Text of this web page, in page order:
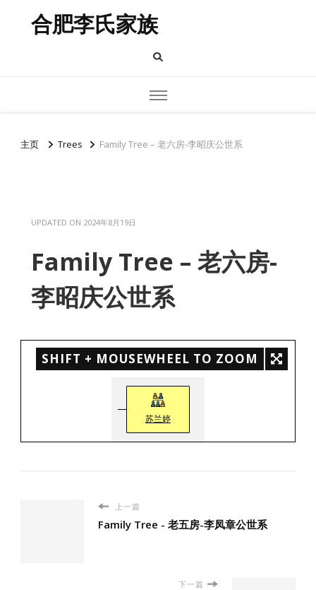
合肥李氏家族
主页 Trees Family Tree – 老六房-李昭庆公世系
UPDATED ON 2024年8月19日
Family Tree – 老六房-
李昭庆公世系
SHIFT + MOUSEWHEEL TO ZOOM
苏兰婷
上一篇
Family Tree - 老五房-李凤章公世系
下一篇